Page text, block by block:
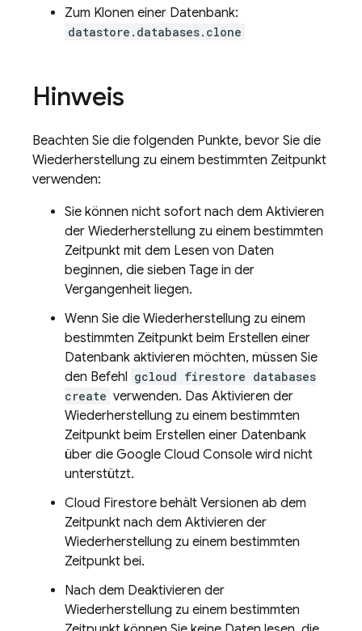
Zum Klonen einer Datenbank:
datastore.databases.clone
Hinweis
Beachten Sie die folgenden Punkte, bevor Sie die
Wiederherstellung zu einem bestimmten Zeitpunkt
verwenden:
Sie können nicht sofort nach dem Aktivieren
der Wiederherstellung zu einem bestimmten
Zeitpunkt mit dem Lesen von Daten
beginnen, die sieben Tage in der
Vergangenheit liegen.
Wenn Sie die Wiederherstellung zu einem
bestimmten Zeitpunkt beim Erstellen einer
Datenbank aktivieren möchten, müssen Sie
den Befehl gcloud firestore databases
create verwenden. Das Aktivieren der
Wiederherstellung zu einem bestimmten
Zeitpunkt beim Erstellen einer Datenbank
über die Google Cloud Console wird nicht
unterstützt.
Cloud Firestore behält Versionen ab dem
Zeitpunkt nach dem Aktivieren der
Wiederherstellung zu einem bestimmten
Zeitpunkt bei.
Nach dem Deaktivieren der
Wiederherstellung zu einem bestimmten